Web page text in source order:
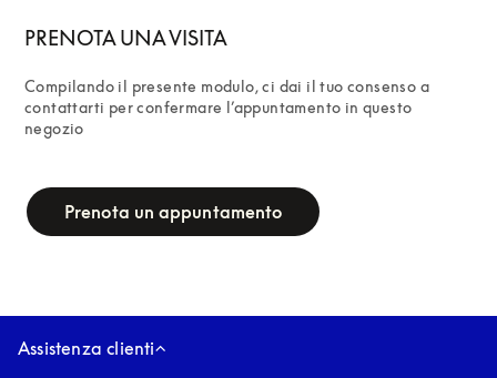
PRENOTA UNA VISITA
Compilando il presente modulo, ci dai il tuo consenso a
contattarti per confermare l’appuntamento in questo
negozio
Prenota un appuntamento
Assistenza clienti